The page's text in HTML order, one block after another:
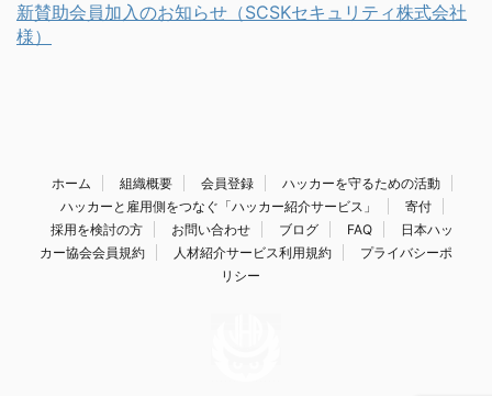
新賛助会員加入のお知らせ（SCSKセキュリティ株式会社
様）
ホーム 組織概要 会員登録
ハッカーを守るための活動
ハッカーと雇用側をつなぐ「ハッカー紹介サービス」
寄付
採用を検討の方
お問い合わせ ブログ FAQ
日本ハッ
カー協会会員規約
人材紹介サービス利用規約
プライバシーポ
リシー